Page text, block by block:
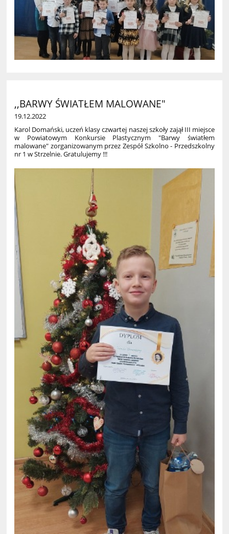
,,BARWY ŚWIATŁEM MALOWANE"
19.12.2022
Karol Domański, uczeń klasy czwartej naszej szkoły zająłIII miejsce
w Powiatowym Konkursie Plastycznym "Barwy światłem
malowane" zorganizowanym przez ZespółSzkolno - Przedszkolny
nr 1 w Strzelnie. Gratulujemy !!!